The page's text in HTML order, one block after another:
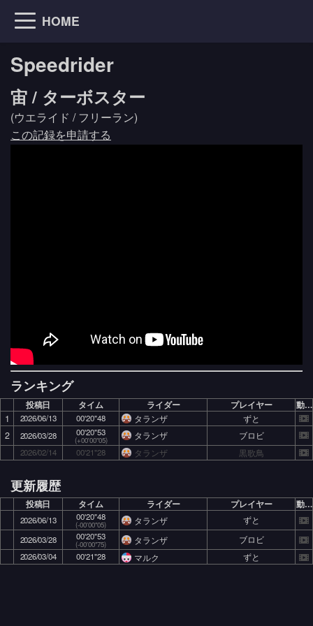
HOME
Speedrider
宙 / ターボスター
(ウエライド / フリーラン)
この記録を申請する
ランキング
投稿日 タイム ライダー プレイヤー 動画
1 2026/06/13 00'20"48 タランザ
ずと
2
2026/03/28 00'20"53
(+00'00"05) タランザ ブロビ
2026/02/14 00'21"28 タランザ 黒歌鳥
更新履歴
投稿日 タイム ライダー プレイヤー 動画
2026/06/13 00'20"48
(-00'00"05) タランザ ずと
2026/03/28 00'20"53
(-00'00"75) タランザ ブロビ
2026/03/04 00'21"28 マルク ずと